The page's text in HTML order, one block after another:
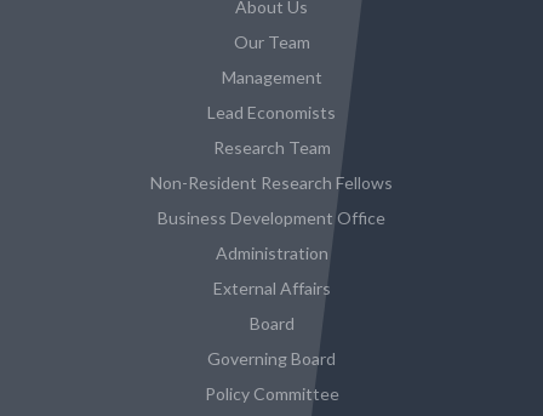
About Us
Our Team
Management
Lead Economists
Research Team
Non-Resident Research Fellows
Business Development Office
Administration
External Affairs
Board
Governing Board
Policy Committee